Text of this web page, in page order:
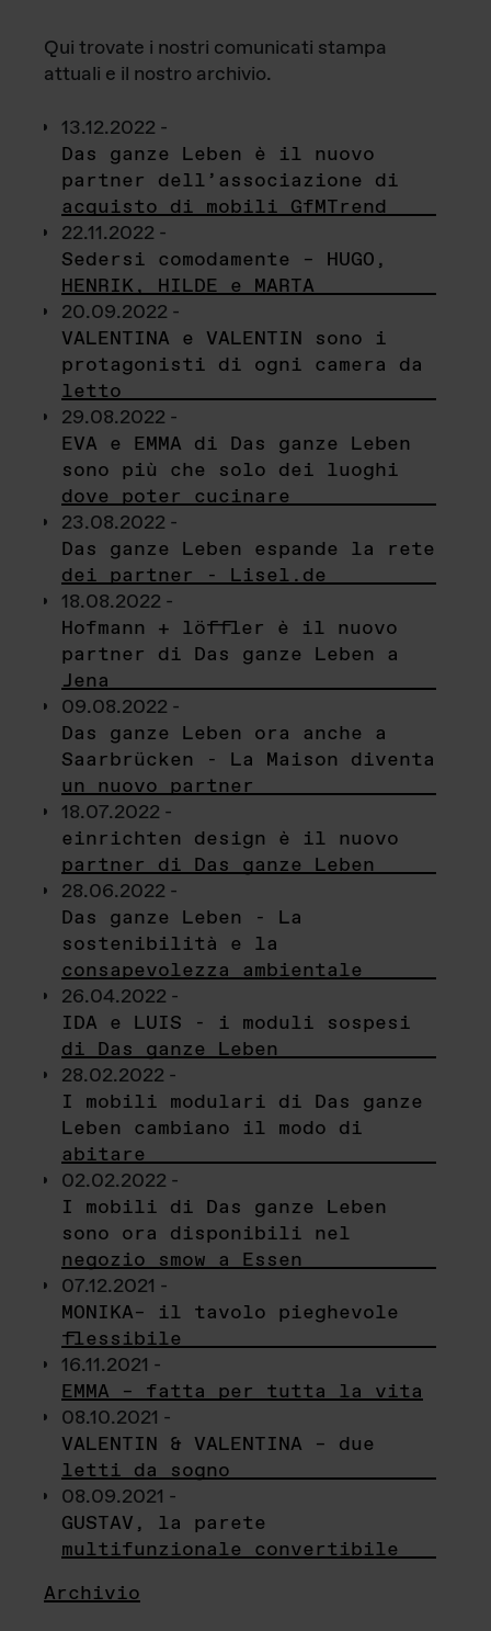
Qui trovate i nostri comunicati stampa
attuali e il nostro archivio.
13.12.2022 -
Das ganze Leben è il nuovo
partner dell’associazione di
acquisto di mobili GfMTrend
22.11.2022 -
Sedersi comodamente – HUGO,
HENRIK, HILDE e MARTA
20.09.2022 -
VALENTINA e VALENTIN sono i
protagonisti di ogni camera da
letto
29.08.2022 -
EVA e EMMA di Das ganze Leben
sono più che solo dei luoghi
dove poter cucinare
23.08.2022 -
Das ganze Leben espande la rete
dei partner - Lisel.de
18.08.2022 -
Hofmann + löffler è il nuovo
partner di Das ganze Leben a
Jena
09.08.2022 -
Das ganze Leben ora anche a
Saarbrücken - La Maison diventa
un nuovo partner
18.07.2022 -
einrichten design è il nuovo
partner di Das ganze Leben
28.06.2022 -
Das ganze Leben - La
sostenibilità e la
consapevolezza ambientale
26.04.2022 -
IDA e LUIS - i moduli sospesi
di Das ganze Leben
28.02.2022 -
I mobili modulari di Das ganze
Leben cambiano il modo di
abitare
02.02.2022 -
I mobili di Das ganze Leben
sono ora disponibili nel
negozio smow a Essen
07.12.2021 -
MONIKA– il tavolo pieghevole
flessibile
16.11.2021 -
EMMA – fatta per tutta la vita
08.10.2021 -
VALENTIN & VALENTINA – due
letti da sogno
08.09.2021 -
GUSTAV, la parete
multifunzionale convertibile
Archivio